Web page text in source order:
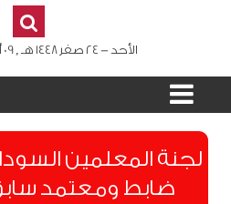
الأحد - 24 صفر 1448 هـ , 09 أغسطس 2026 م
لجنة المعلمين
ضابط ومعتمد